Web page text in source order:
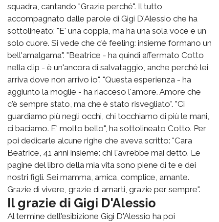
squadra, cantando "Grazie perché". Il tutto
accompagnato dalle parole di Gigi D'Alessio che ha
sottolineato: "E' una coppia, ma ha una sola voce e un
solo cuore. Si vede che c'è feeling: insieme formano un
bell'amalgama". "Beatrice - ha quindi affermato Cotto
nella clip - è un'ancora di salvataggio, anche perché lei
arriva dove non arrivo io". "Questa esperienza - ha
aggiunto la moglie - ha riacceso l'amore. Amore che
c'è sempre stato, ma che è stato risvegliato". "Ci
guardiamo più negli occhi, chi tocchiamo di più le mani,
ci baciamo. E' molto bello", ha sottolineato Cotto. Per
poi dedicarle alcune righe che aveva scritto: "Cara
Beatrice, 41 anni insieme: chi l'avrebbe mai detto. Le
pagine del libro della mia vita sono piene di te e dei
nostri figli. Sei mamma, amica, complice, amante.
Grazie di vivere, grazie di amarti, grazie per sempre".
Il grazie di Gigi D'Alessio
Al termine dell'esibizione Gigi D'Alessio ha poi